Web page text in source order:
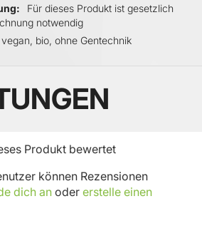
Für dieses Produkt ist gesetzlich
notwendig
vegan, bio, ohne Gentechnik
Produkt bewertet
können Rezensionen
dich an oder erstelle einen